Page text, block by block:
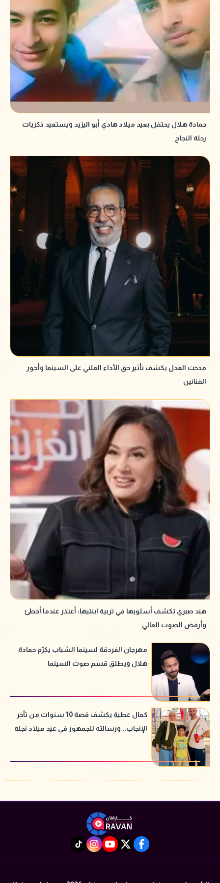
حمادة هلال يحتفل بعيد ميلاد هادي أبو اليزيد ويستعيد ذكريات
رحلة النجاح
مدحت العدل يكشف تأثير حق الأداء العلني على السينما وأجور
الفنانين
هند صبري تكشف أسلوبها في تربية ابنتيها: أعتذر عندما أخطئ
وأرفض الصوت العالي
مهرجان الغردقة لسينما الشباب يكرّم حمادة
هلال ويطلق قسم صوت السينما
كمال عطية يكشف قصة 10 سنوات من تأخر
الإنجاب.. ورسالته للجمهور في عيد ميلاد نجله
facebook
twitter
youtube
instagram
tiktok